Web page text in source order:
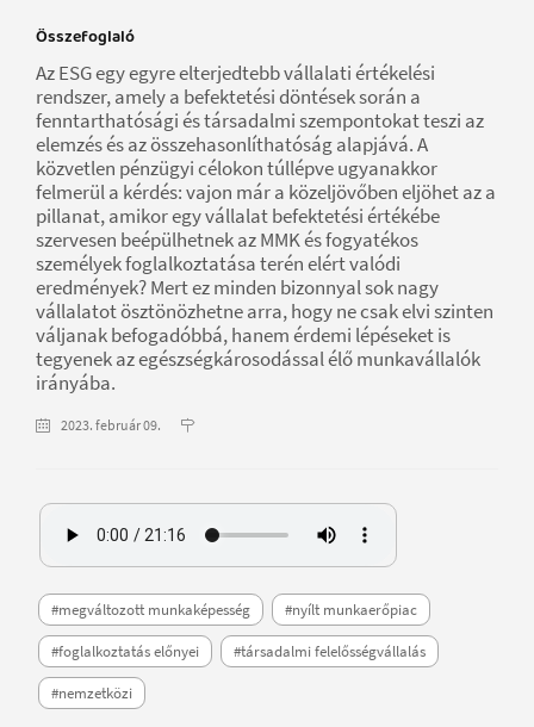
Összefoglaló
Az ESG egy egyre elterjedtebb vállalati értékelési
rendszer, amely a befektetési döntések során a
fenntarthatósági és társadalmi szempontokat teszi az
elemzés és az összehasonlíthatóság alapjává. A
közvetlen pénzügyi célokon túllépve ugyanakkor
felmerül a kérdés: vajon már a közeljövőben eljöhet az a
pillanat, amikor egy vállalat befektetési értékébe
szervesen beépülhetnek az MMK és fogyatékos
személyek foglalkoztatása terén elért valódi
eredmények? Mert ez minden bizonnyal sok nagy
vállalatot ösztönözhetne arra, hogy ne csak elvi szinten
váljanak befogadóbbá, hanem érdemi lépéseket is
tegyenek az egészségkárosodással élő munkavállalók
irányába.
2023. február 09.
#megváltozott munkaképesség #nyílt munkaerőpiac
#foglalkoztatás előnyei #társadalmi felelősségvállalás
#nemzetközi